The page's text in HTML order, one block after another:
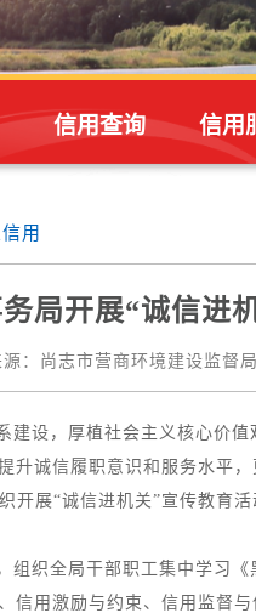
信用查询 信用
用
局开展“诚信进
： 尚志市营商环境建设监督局
建设，厚植社会主义核心价
升诚信履职意识和服务水平
开展“诚信进机关”宣传教育
组织全局干部职工集中学习
信用激励与约束、信用监督